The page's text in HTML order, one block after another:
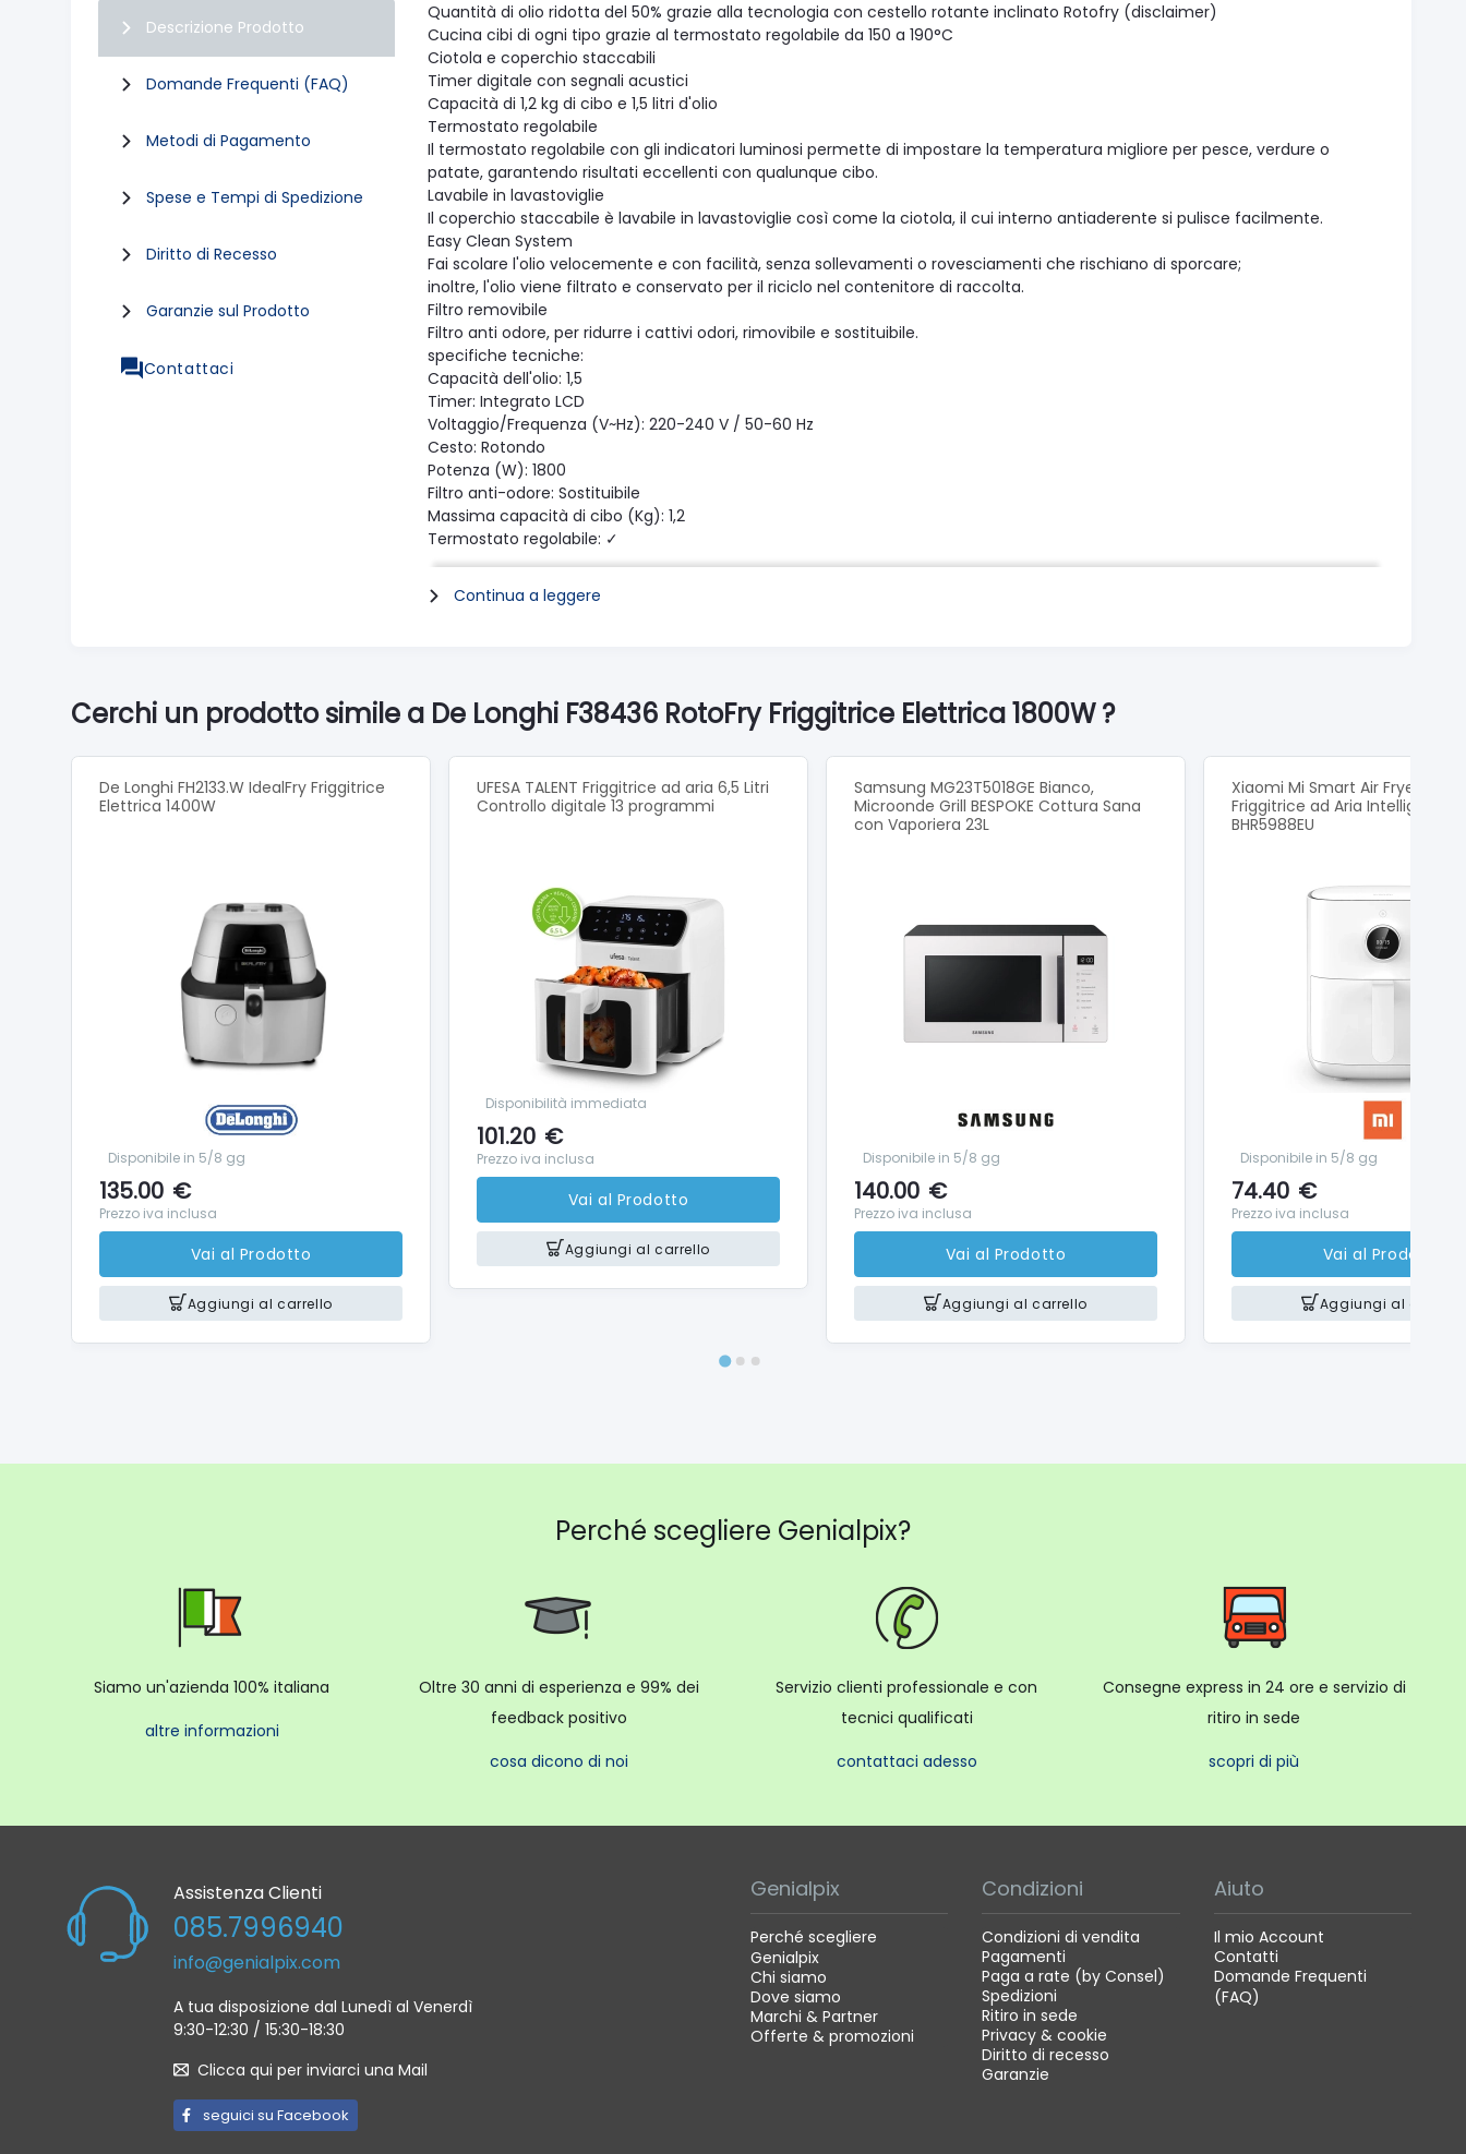
Descrizione Prodotto
Domande Frequenti (FAQ)
Metodi di Pagamento
Spese e Tempi di Spedizione
Diritto di Recesso
Garanzie sul Prodotto
Contattaci
Quantità di olio ridotta del 50% grazie alla tecnologia con cestello rotante inclinato Rotofry (disclaimer)
Cucina cibi di ogni tipo grazie al termostato regolabile da 150 a 190°C
Ciotola e coperchio staccabili
Timer digitale con segnali acustici
Capacità di 1,2 kg di cibo e 1,5 litri d'olio
Termostato regolabile
Il termostato regolabile con gli indicatori luminosi permette di impostare la temperatura migliore per pesce, verdure o
patate, garantendo risultati eccellenti con qualunque cibo.
Lavabile in lavastoviglie
Il coperchio staccabile è lavabile in lavastoviglie così come la ciotola, il cui interno antiaderente si pulisce facilmente.
Easy Clean System
Fai scolare l'olio velocemente e con facilità, senza sollevamenti o rovesciamenti che rischiano di sporcare;
inoltre, l'olio viene filtrato e conservato per il riciclo nel contenitore di raccolta.
Filtro removibile
Filtro anti odore, per ridurre i cattivi odori, rimovibile e sostituibile.
specifiche tecniche:
Capacità dell'olio: 1,5
Timer: Integrato LCD
Voltaggio/Frequenza (V~Hz): 220-240 V / 50-60 Hz
Cesto: Rotondo
Potenza (W): 1800
Filtro anti-odore: Sostituibile
Massima capacità di cibo (Kg): 1,2
Termostato regolabile: ✓
Sistema di pulizia profonda: ✓
Dimensioni esterne (lxpxh) (mm): 310x390x275
Pareti termoisolanti: ✓
Interno antiaderente: ✓
Contenitore olio con filtro permanente: ✓
Cestello rotante: ✓
Fusibile di sicurezza: ✓
Materiale vasca: Teflon
Continua a leggere
Cerchi un prodotto simile a De Longhi F38436 RotoFry Friggitrice Elettrica 1800W ?
De Longhi FH2133.W IdealFry Friggitrice
Elettrica 1400W
Disponibile in 5/8 gg
135.00 €
Prezzo iva inclusa
Vai al Prodotto
Aggiungi al carrello
UFESA TALENT Friggitrice ad aria 6,5 Litri
Controllo digitale 13 programmi
Disponibilità immediata
101.20 €
Prezzo iva inclusa
Vai al Prodotto
Aggiungi al carrello
Samsung MG23T5018GE Bianco,
Microonde Grill BESPOKE Cottura Sana
con Vaporiera 23L
Disponibile in 5/8 gg
140.00 €
Prezzo iva inclusa
Vai al Prodotto
Aggiungi al carrello
Xiaomi Mi Smart Air Fryer 4,5L
Friggitrice ad Aria Intelligente,
BHR5988EU
Disponibile in 5/8 gg
74.40 €
Prezzo iva inclusa
Vai al Prodotto
Aggiungi al carrello
Perché scegliere Genialpix?
Siamo un'azienda 100% italiana
altre informazioni
Oltre 30 anni di esperienza e 99% dei
feedback positivo
cosa dicono di noi
Servizio clienti professionale e con
tecnici qualificati
contattaci adesso
Consegne express in 24 ore e servizio di
ritiro in sede
scopri di più
Assistenza Clienti
085.7996940
info@genialpix.com
A tua disposizione dal Lunedì al Venerdì
9:30-12:30 / 15:30-18:30
Clicca qui per inviarci una Mail
seguici su Facebook
Genialpix
Perché scegliere
Genialpix
Chi siamo
Dove siamo
Marchi & Partner
Offerte & promozioni
Condizioni
Condizioni di vendita
Pagamenti
Paga a rate (by Consel)
Spedizioni
Ritiro in sede
Privacy & cookie
Diritto di recesso
Garanzie
Aiuto
Il mio Account
Contatti
Domande Frequenti
(FAQ)